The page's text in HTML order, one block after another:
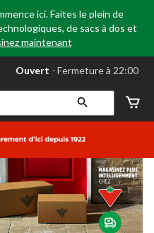
ici. Faites le plein de
de sacs à dos et
maintenant
votre
préféré
Leduc,
AB,
courament
Fermeture
à
22:00
cliquer
pour
changer
Ouvert ⋅ Fermeture à 22:00